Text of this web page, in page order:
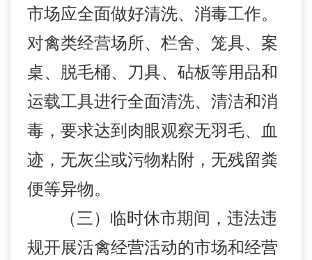
市场应全面做好清洗、消毒工作。
对禽类经营场所、 栏舍、笼具、案
桌、脱毛桶、刀具、砧板等用品和
运载工具进行全面清洗、清洁和消
毒，要求达到肉眼观察无羽毛、血
迹，无灰尘或污物粘附，无残留粪
便等异物。
（三）临时休市期间，违法违
规开展活禽经营活动的市场和经营